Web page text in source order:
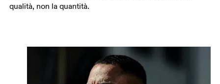
qualità, non la quantità.